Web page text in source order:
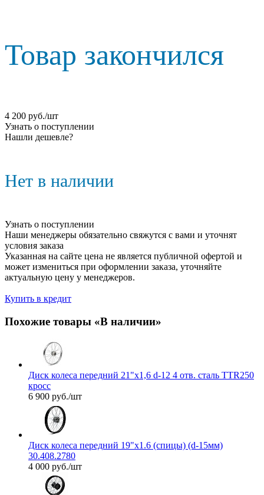
Товар закончился
4 200 руб./шт
Узнать о поступлении
Нашли дешевле?
Нет в наличии
Узнать о поступлении
Наши менеджеры обязательно свяжутся с вами и уточнят
условия заказа
Указанная на сайте цена не является публичной офертой и
может измениться при оформлении заказа, уточняйте
актуальную цену у менеджеров.
Купить в кредит
Похожие товары «В наличии»
Диск колеса передний 21"х1,6 d-12 4 отв. сталь TTR250
кросс
6 900 руб./шт
Диск колеса передний 19"х1.6 (спицы) (d-15мм)
30.408.2780
4 000 руб./шт